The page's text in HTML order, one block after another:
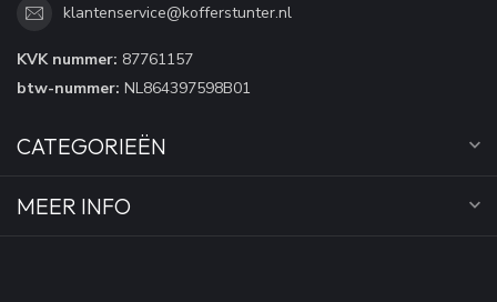
klantenservice@kofferstunter.nl
KVK nummer: 87761157
btw-nummer: NL864397598B01
CATEGORIEËN
MEER INFO